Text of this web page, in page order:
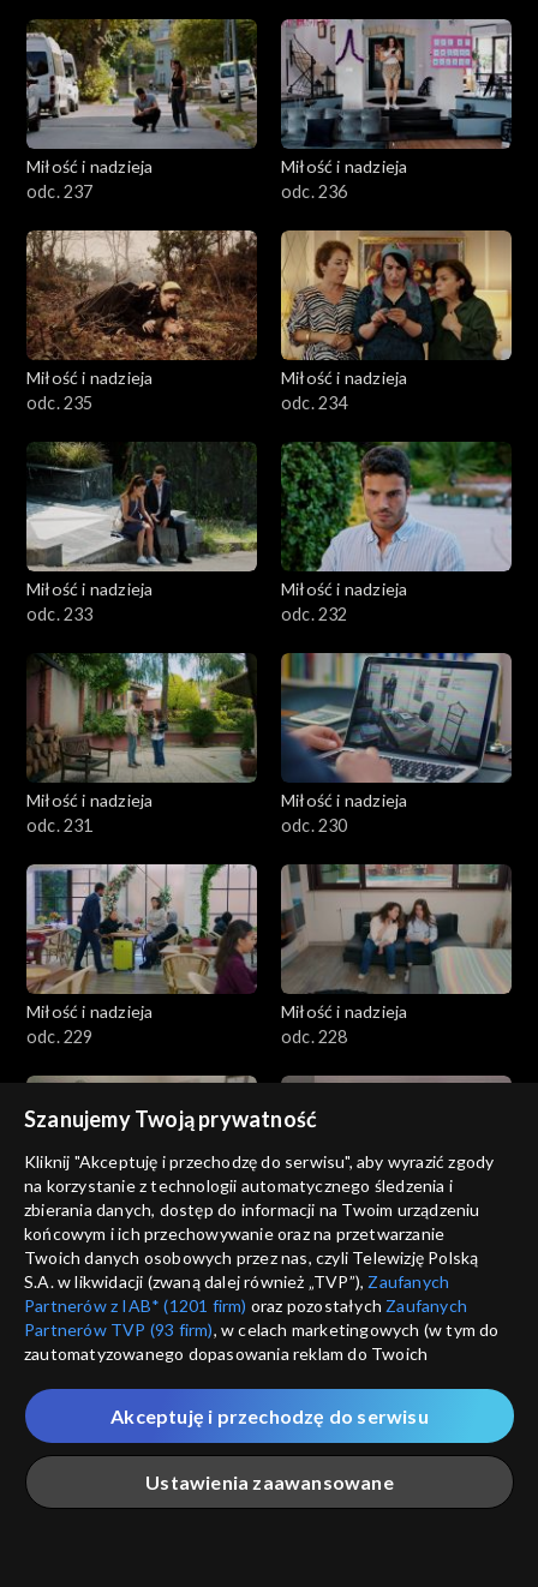
Miłość i nadzieja
odc. 237
Miłość i nadzieja
odc. 236
Miłość i nadzieja
odc. 235
Miłość i nadzieja
odc. 234
Miłość i nadzieja
odc. 233
Miłość i nadzieja
odc. 232
Miłość i nadzieja
odc. 231
Miłość i nadzieja
odc. 230
Miłość i nadzieja
odc. 229
Miłość i nadzieja
odc. 228
Miłość i nadzieja
odc. 227
Miłość i nadzieja
odc. 226
Miłość i nadzieja
odc. 225
Miłość i nadzieja
odc. 224
Szanujemy Twoją prywatność
Kliknij "Akceptuję i przechodzę do serwisu", aby wyrazić zgody
na korzystanie z technologii automatycznego śledzenia i
zbierania danych, dostęp do informacji na Twoim urządzeniu
końcowym i ich przechowywanie oraz na przetwarzanie
Twoich danych osobowych przez nas, czyli Telewizję Polską
S.A. w likwidacji (zwaną dalej również „TVP”), Zaufanych
Partnerów z IAB* (1201 firm) oraz pozostałych Zaufanych
Partnerów TVP (93 firm), w celach marketingowych (w tym do
zautomatyzowanego dopasowania reklam do Twoich
które wskazujemy poniżej, a także zgody na udostępnianie
przez nas identyfikatora PPID do Google.
Twoje dane osobowe zbierane podczas odwiedzania przez
Ciebie naszych
poszczególnych serwisówzwanych dalej
„Portalem”, w tym informacje zapisywane za pomocą
Ustawienia zaawansowane
Akceptuję i przechodzę do serwisu